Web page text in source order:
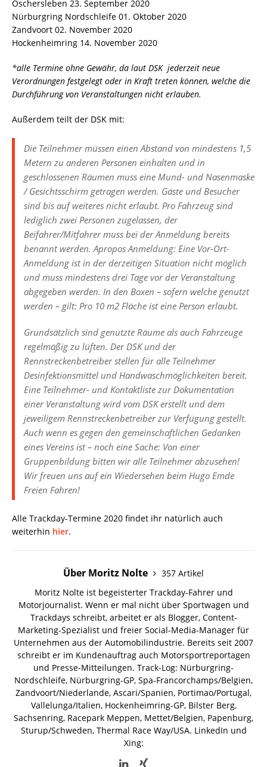
Oschersleben 23. September 2020
Nürburgring Nordschleife 01. Oktober 2020
Zandvoort 02. November 2020
Hockenheimring 14. November 2020
*alle Termine ohne Gewähr, da laut DSK jederzeit neue
Verordnungen festgelegt oder in Kraft treten können, welche die
Durchführung von Veranstaltungen nicht erlauben.
Außerdem teilt der DSK mit:
Die Teilnehmer müssen einen Abstand von mindestens 1,5
Metern zu anderen Personen einhalten und in
geschlossenen Räumen muss eine Mund- und Nasenmaske
/ Gesichtsschirm getragen werden. Gäste und Besucher
sind bis auf weiteres nicht erlaubt. Pro Fahrzeug sind
lediglich zwei Personen zugelassen, der
Beifahrer/Mitfahrer muss bei der Anmeldung bereits
benannt werden. Apropos Anmeldung: Eine Vor-Ort-
Anmeldung ist in der derzeitigen Situation nicht möglich
und muss mindestens drei Tage vor der Veranstaltung
abgegeben werden. In den Boxen – sofern welche genutzt
werden – gilt: Pro 10 m2 Fläche ist eine Person erlaubt.
Grundsätzlich sind genutzte Räume als auch Fahrzeuge
regelmäßig zu lüften. Der DSK und der
Rennstreckenbetreiber stellen für alle Teilnehmer
Desinfektionsmittel und Handwaschmöglichkeiten bereit.
Eine Teilnehmer- und Kontaktliste zur Dokumentation
einer Veranstaltung wird vom DSK erstellt und dem
jeweiligem Rennstreckenbetreiber zur Verfügung gestellt.
Auch wenn es gegen den gemeinschaftlichen Gedanken
eines Vereins ist – noch eine Sache: Von einer
Gruppenbildung bitten wir alle Teilnehmer abzusehen!
Wir freuen uns auf ein Wiedersehen beim Hugo Emde
Freien Fahren!
Alle Trackday-Termine 2020 findet ihr natürlich auch
weiterhin hier.
Über Moritz Nolte
357 Artikel
Moritz Nolte ist begeisterter Trackday-Fahrer und
Motorjournalist. Wenn er mal nicht über Sportwagen und
Trackdays schreibt, arbeitet er als Blogger, Content-
Marketing-Spezialist und freier Social-Media-Manager für
Unternehmen aus der Automobilindustrie. Bereits seit 2007
schreibt er im Kundenauftrag auch Motorsportreportagen
und Presse-Mitteilungen. Track-Log: Nürburgring-
Nordschleife, Nürburgring-GP, Spa-Francorchamps/Belgien,
Zandvoort/Niederlande, Ascari/Spanien, Portimao/Portugal,
Vallelunga/Italien, Hockenheimring-GP, Bilster Berg,
Sachsenring, Racepark Meppen, Mettet/Belgien, Papenburg,
Sturup/Schweden, Thermal Race Way/USA. LinkedIn und
Xing: